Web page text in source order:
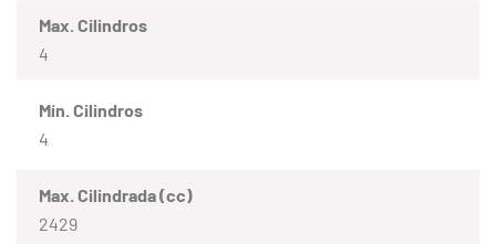
Max. Cilindros
4
Mín. Cilindros
4
Max. Cilindrada (cc)
2429